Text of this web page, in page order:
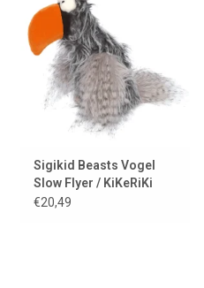
Sigikid Beasts Vogel
Slow Flyer / KiKeRiKi
Kollektion von
€20,49